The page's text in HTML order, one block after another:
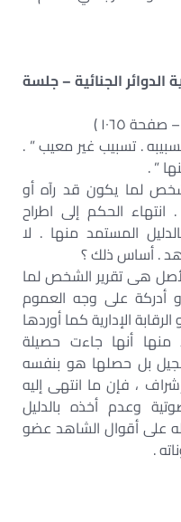
لسنة ٦٤ قضائية الدوائر الجنائية – جلسة
. تسبيب غير معيب ” .
” .
لما يكون قد رآه أو
الحكم إلى اطراح
المستمد منها . لا
. أساس ذلك ؟
هى تقرير الشخص لما
على وجه العموم
الإدارية كما أوردها
أنها جاءت حصيلة
بل حصلها هو بنفسه
، فإن ما انتهى إليه
وعدم أخذه بالدليل
على أقوال الشاهد عضو
.